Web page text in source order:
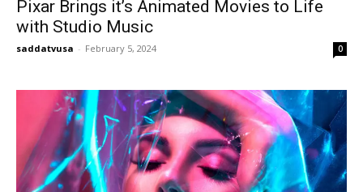
Pixar Brings it’s Animated Movies to Life
with Studio Music
saddatvusa - February 5, 2024 0